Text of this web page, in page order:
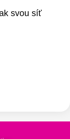
svou síť